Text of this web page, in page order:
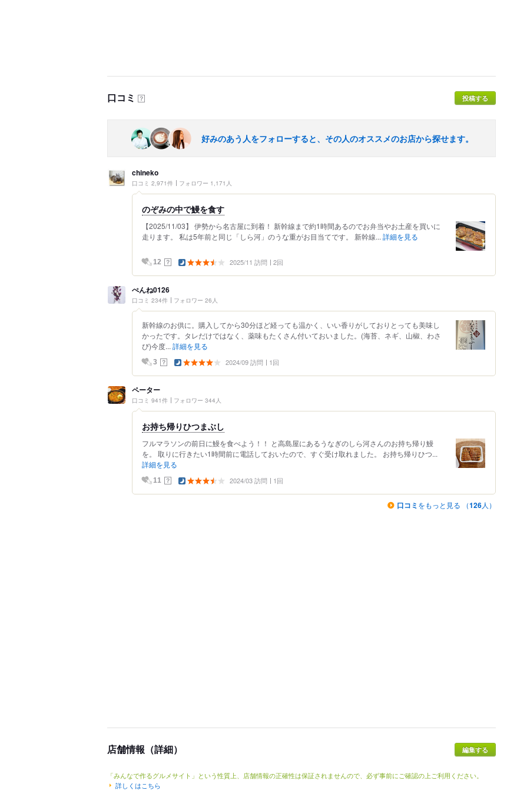
口コミ ？ 投稿する
好みのあう人をフォローすると、その人のオススメのお店から探せます。
chineko
口コミ 2,971件 フォロワー 1,171人
のぞみの中で鰻を食す
【2025/11/03】 伊勢から名古屋に到着！ 新幹線まで約1時間あるのでお弁当やお土産を買いに
走ります。 私は5年前と同じ「しら河」のうな重がお目当てです。 新幹線... 詳細を見る
12 ？ 2025/11 訪問 2回
ぺんね0126
口コミ 234件 フォロワー 26人
新幹線のお供に。購入してから30分ほど経っても温かく、いい香りがしておりとっても美味し
かったです。タレだけではなく、薬味もたくさん付いておいました。(海苔、ネギ、山椒、わさ
び)今度... 詳細を見る
3 ？ 2024/09 訪問 1回
ペーター
口コミ 941件 フォロワー 344人
お持ち帰りひつまぶし
フルマラソンの前日に鰻を食べよう！！ と高島屋にあるうなぎのしら河さんのお持ち帰り鰻
を。 取りに行きたい1時間前に電話しておいたので、すぐ受け取れました。 お持ち帰りひつ...
詳細を見る
11 ？ 2024/03 訪問 1回
口コミ をもっと見る （126人）
店舗情報（詳細） 編集する
「みんなで作るグルメサイト」という性質上、店舗情報の正確性は保証されませんので、必ず事前にご確認の上ご利用ください。
詳しくはこちら